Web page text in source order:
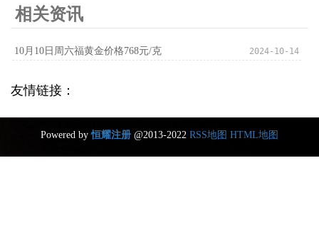
相关资讯
10月10日周六福黄金价格768元/克 2024-10-14
友情链接：
Powered by恒耀注册 @2013-2022 RSS地图 HTML地图